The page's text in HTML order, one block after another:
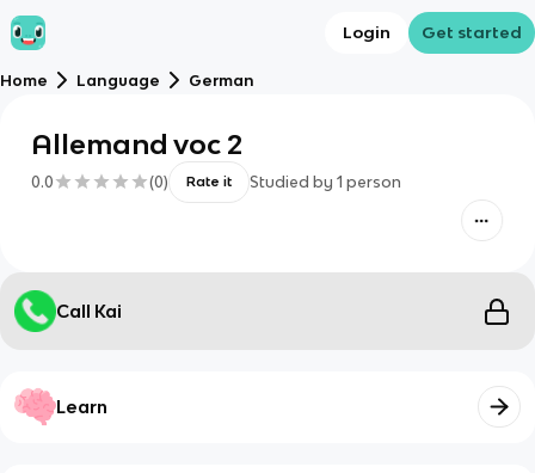
Login Get started
Home Language German
Allemand voc 2
0.0 (0) Rate it Studied by 1 person
Call Kai
Learn